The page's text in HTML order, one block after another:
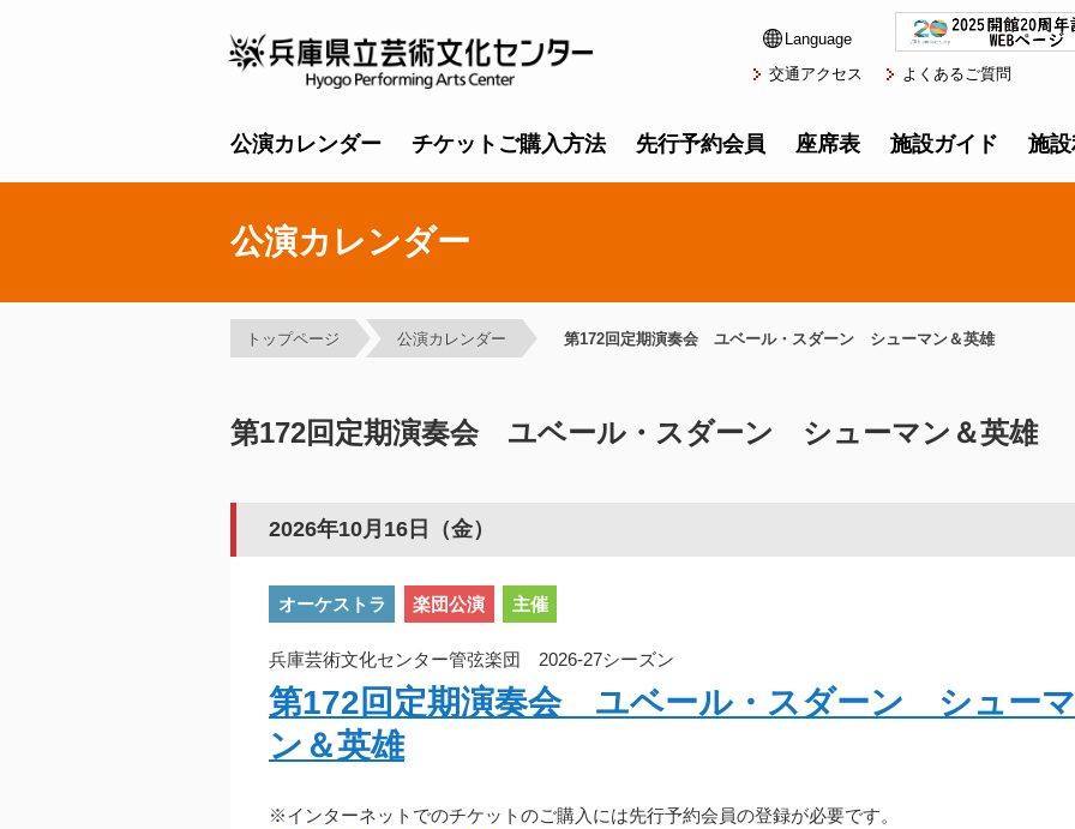
Language
交通アクセス
よくあるご質問
公演カレンダー チケットご購入方法 先行予約会員 座席表 施設ガイド 施
公演カレンダー
トップページ 公演カレンダー 第172回定期演奏会 ユベール・スダーン シューマン＆英雄
第172回定期演奏会 ユベール・スダーン シューマン＆英雄
2026年10月16日（金）
オーケストラ 楽団公演 主催
兵庫芸術文化センター管弦楽団 2026-27シーズン
第172回定期演奏会 ユベール・スダーン シューマ
ン＆英雄
※インターネットでのチケットのご購入には先行予約会員の登録が必要です。